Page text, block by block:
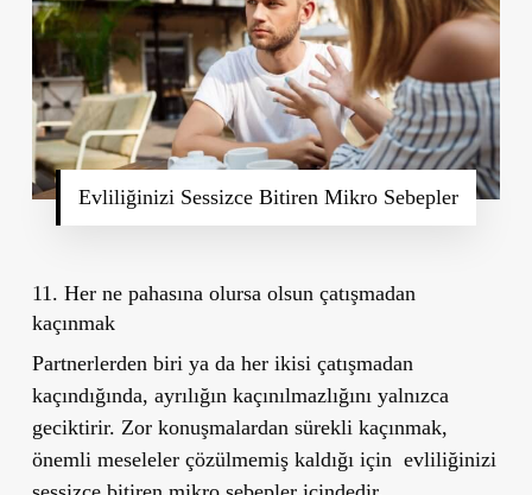
Evliliğinizi Sessizce Bitiren Mikro Sebepler
11. Her ne pahasına olursa olsun çatışmadan
kaçınmak
Partnerlerden biri ya da her ikisi çatışmadan
kaçındığında, ayrılığın kaçınılmazlığını yalnızca
geciktirir. Zor konuşmalardan sürekli kaçınmak,
önemli meseleler çözülmemiş kaldığı için evliliğinizi